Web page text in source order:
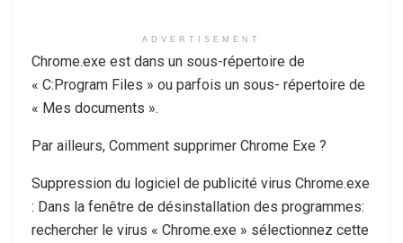
ADVERTISEMENT
Chrome.exe est dans un sous-répertoire de
« C:Program Files » ou parfois un sous- répertoire de
« Mes documents ».
Par ailleurs, Comment supprimer Chrome Exe ?
Suppression du logiciel de publicité virus Chrome.exe
: Dans la fenêtre de désinstallation des programmes:
rechercher le virus « Chrome.exe » sélectionnez cette